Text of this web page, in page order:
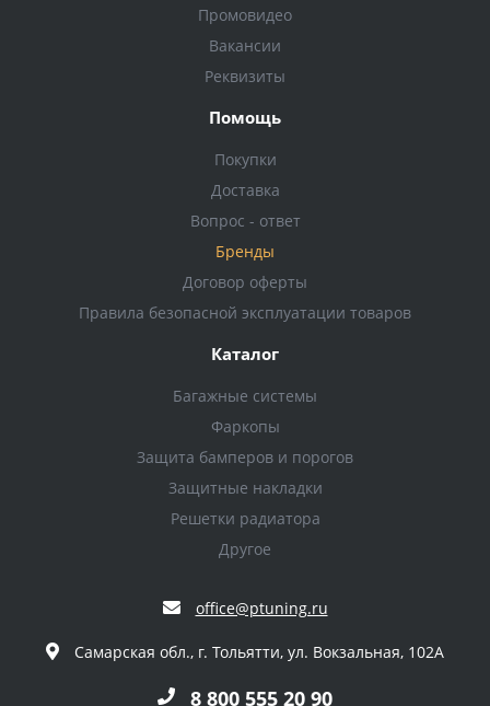
Промовидео
Вакансии
Реквизиты
Помощь
Покупки
Доставка
Вопрос - ответ
Бренды
Договор оферты
Правила безопасной эксплуатации товаров
Каталог
Багажные системы
Фаркопы
Защита бамперов и порогов
Защитные накладки
Решетки радиатора
Другое
office@ptuning.ru
Самарская обл., г. Тольятти, ул. Вокзальная, 102А
8 800 555 20 90